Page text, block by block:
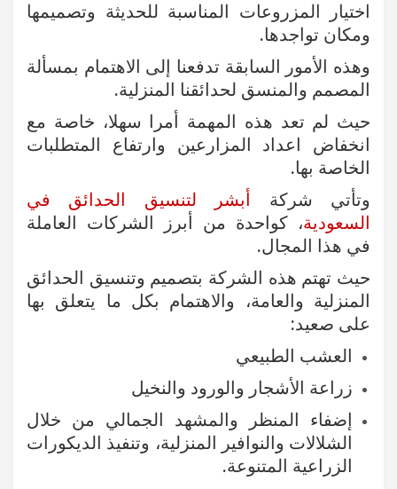
اختيار المزروعات المناسبة للحديثة وتصميمها
ومكان تواجدها.
وهذه الأمور السابقة تدفعنا إلى الاهتمام بمسألة
المصمم والمنسق لحدائقنا المنزلية.
حيث لم تعد هذه المهمة أمرا سهلا، خاصة مع
انخفاض اعداد المزارعين وارتفاع المتطلبات
الخاصة بها.
وتأتي شركة أبشر لتنسيق الحدائق في
السعودية، كواحدة من أبرز الشركات العاملة
في هذا المجال.
حيث تهتم هذه الشركة بتصميم وتنسيق الحدائق
المنزلية والعامة، والاهتمام بكل ما يتعلق بها
على صعيد:
العشب الطبيعي
زراعة الأشجار والورود والنخيل
إضفاء المنظر والمشهد الجمالي من خلال
الشلالات والنوافير المنزلية، وتنفيذ الديكورات
الزراعية المتنوعة.